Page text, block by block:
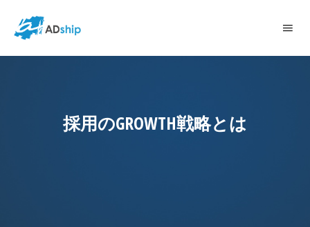
採用のGROWTH戦略とは